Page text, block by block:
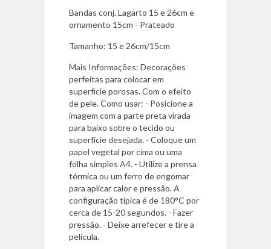
Bandas conj. Lagarto 15 e 26cm e
ornamento 15cm - Prateado
Tamanho: 15 e 26cm/15cm
Mais Informações: Decorações
perfeitas para colocar em
superficie porosas. Com o efeito
de pele. Como usar: - Posicione a
imagem com a parte preta virada
para baixo sobre o tecido ou
superfície desejada. - Coloque um
papel vegetal por cima ou uma
folha simples A4. - Utilize a prensa
térmica ou um ferro de engomar
para aplicar calor e pressão. A
configuração típica é de 180°C por
cerca de 15-20 segundos. - Fazer
pressão. - Deixe arrefecer e tire a
película.